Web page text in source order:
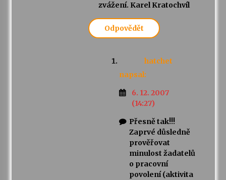
zvážení. Karel Kratochvíl
Odpovědět
hatchet
napsal:
6. 12. 2007
(14:27)
Přesně tak!!!
Zaprvé důsledně
prověřovat
minulost žadatelů
o pracovní
povolení (aktivita